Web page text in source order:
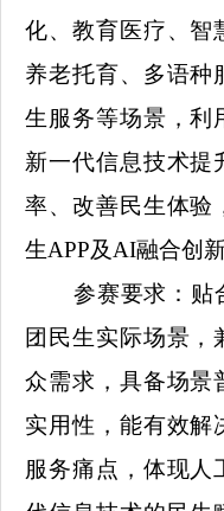
化、教育医疗、智
养老托育、多语种
生服务等场景，利
新一代信息技术提
率、改善民生体验
生APP及AI融合创
参赛要求：贴
团民生实际场景，
众需求，具备场景
实用性，能有效解
服务痛点，体现人